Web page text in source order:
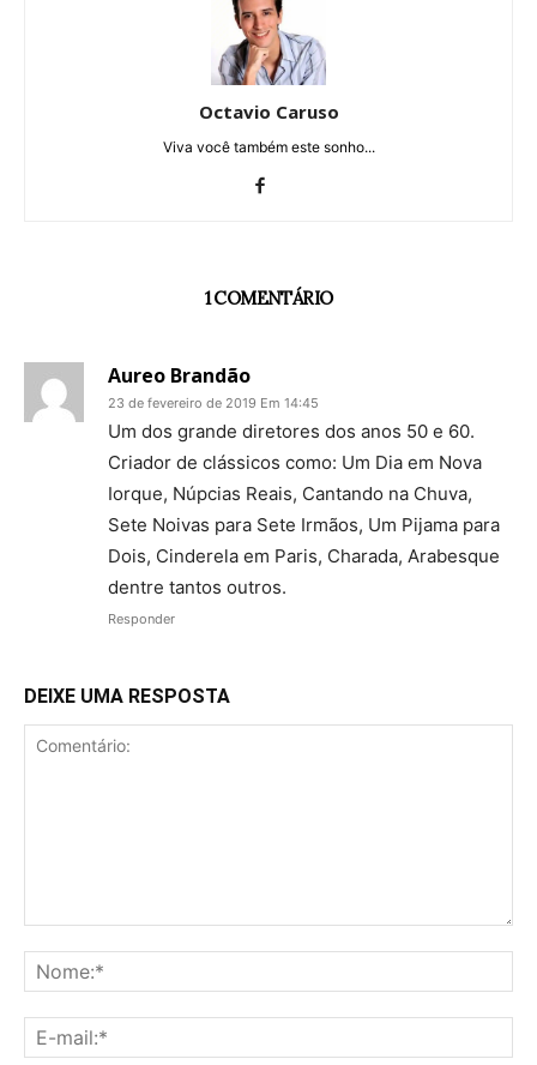
Octavio Caruso
Viva você também este sonho...
1 COMENTÁRIO
Aureo Brandão
23 de fevereiro de 2019 Em 14:45
Um dos grande diretores dos anos 50 e 60.
Criador de clássicos como: Um Dia em Nova
Iorque, Núpcias Reais, Cantando na Chuva,
Sete Noivas para Sete Irmãos, Um Pijama para
Dois, Cinderela em Paris, Charada, Arabesque
dentre tantos outros.
Responder
DEIXE UMA RESPOSTA